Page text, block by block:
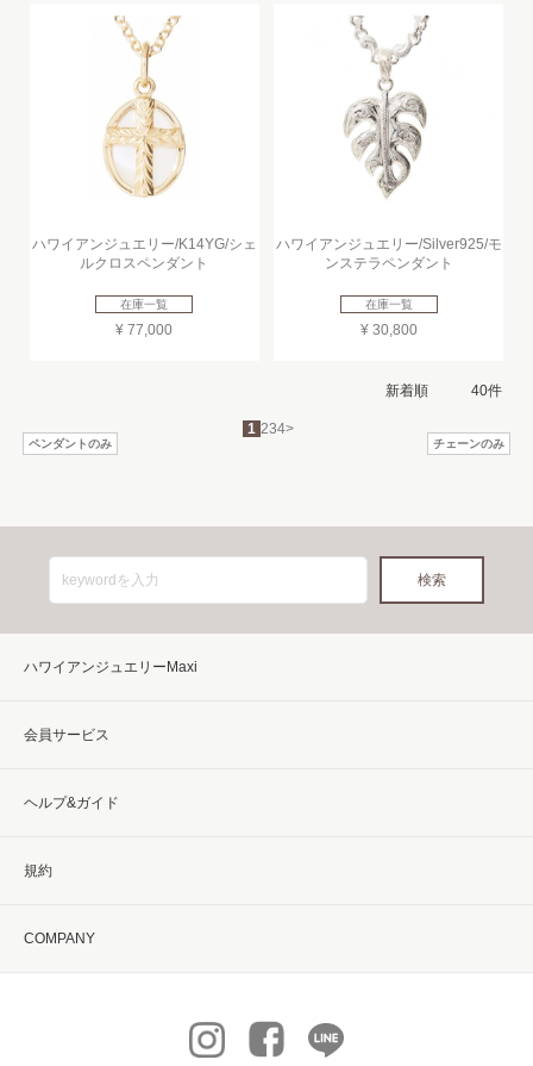
ハワイアンジュエリー/K14YG/シェ
ルクロスペンダント
在庫一覧
¥ 77,000
ハワイアンジュエリー/Silver925/モ
ンステラペンダント
在庫一覧
¥ 30,800
1 234>
ペンダントのみ チェーンのみ
ハワイアンジュエリーMaxi
会員サービス
ヘルプ&ガイド
規約
COMPANY